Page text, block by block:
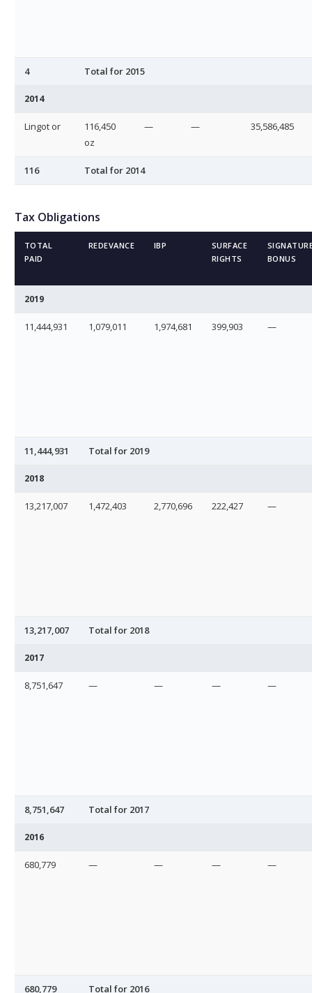
4 Total for 2015
2014
Lingot or
116,450
oz
— — 35,586,485
116 Total for 2014
Tax Obligations
TOTAL
PAID
REDEVANCE IBP
SURFACE
RIGHTS
BONUS
2019
11,444,931 1,079,011 1,974,681 399,903 —
11,444,931 Total for 2019
2018
13,217,007 1,472,403 2,770,696 222,427 —
13,217,007 Total for 2018
2017
8,751,647 — — — —
8,751,647 Total for 2017
2016
680,779 — — — —
680,779 Total for 2016